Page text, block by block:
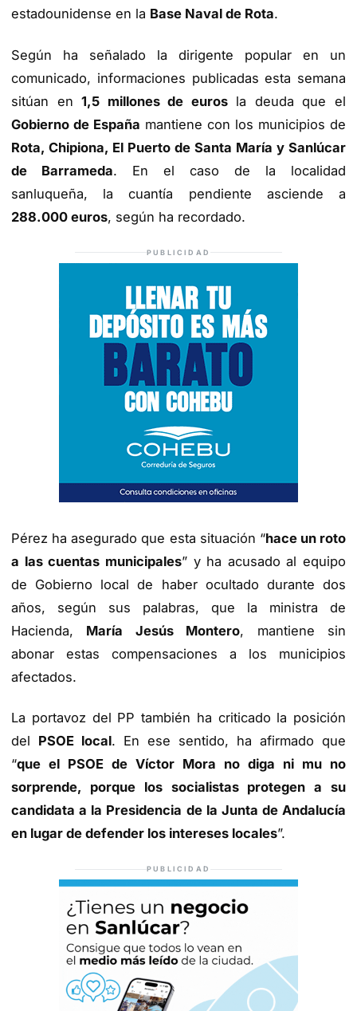
estadounidense en la Base Naval de Rota.
Según ha señalado la dirigente popular en un
comunicado, informaciones publicadas esta semana
sitúan en1,5 millones de eurosla deuda que el
Gobierno de España mantiene con los municipios de
Rota, Chipiona, El Puerto de Santa María y Sanlúcar
de Barrameda. En el caso de la localidad
sanluqueña, la cuantía pendiente asciende a
288.000 euros, según ha recordado.
PUBLICIDAD
Pérez ha asegurado que esta situación “hace un roto
a las cuentas municipales” y ha acusado al equipo
de Gobierno local de haber ocultado durante dos
años, según sus palabras, que la ministra de
Hacienda, María Jesús Montero, mantiene sin
abonar estas compensaciones a los municipios
afectados.
La portavoz del PP también ha criticado la posición
del PSOE local. En ese sentido, ha afirmado que
“que el PSOE de Víctor Mora no diga ni mu no
sorprende, porque los socialistas protegen a su
candidata a la Presidencia de la Junta de Andalucía
en lugar de defender los intereses locales”.
PUBLICIDAD